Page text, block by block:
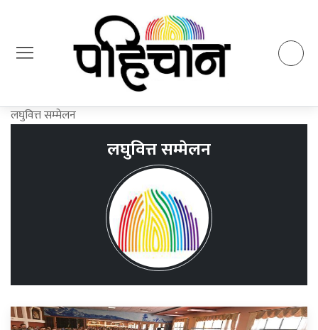
लघुवित्त सम्मेलन
लघुवित्त सम्मेलन